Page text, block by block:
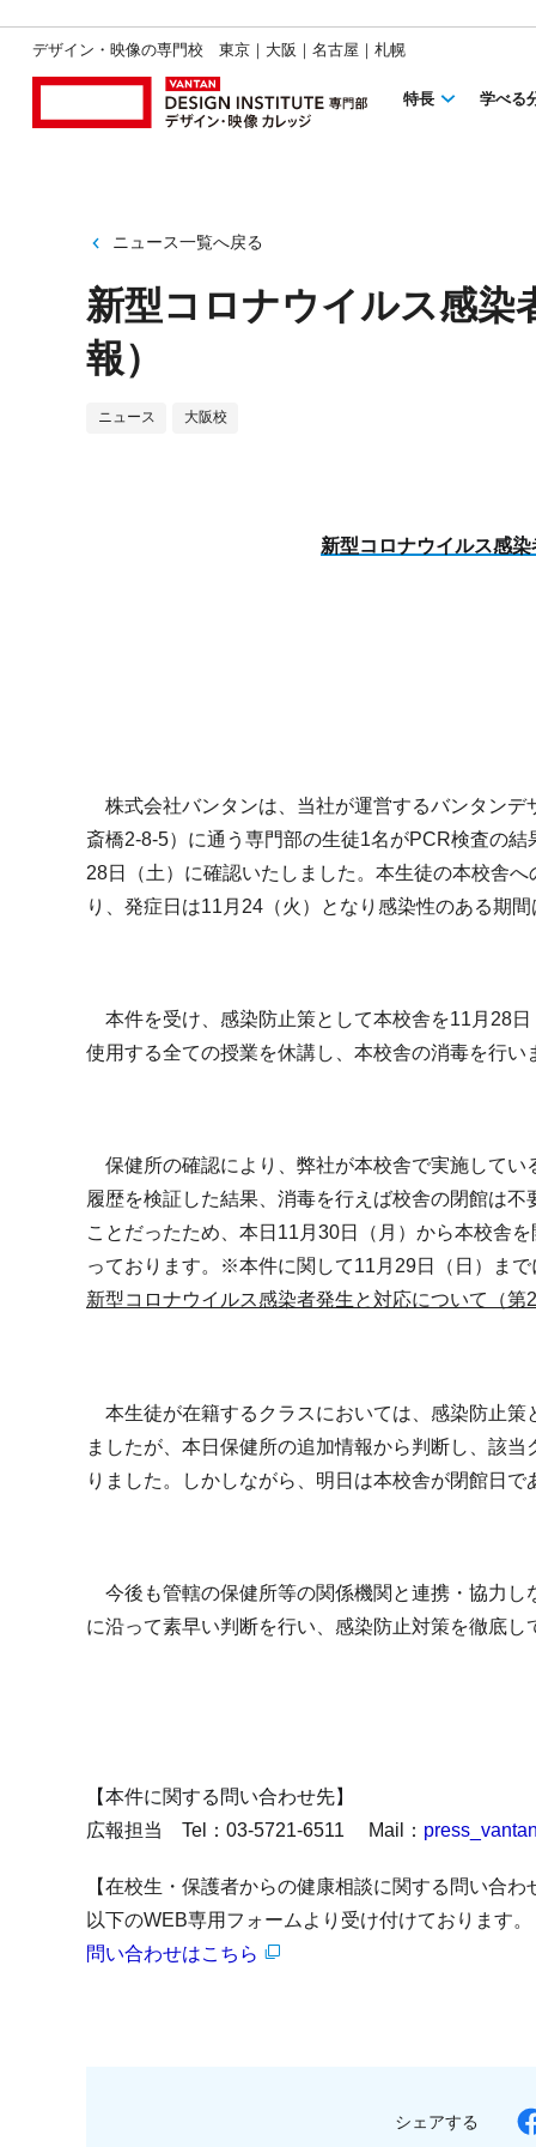
デザイン・映像の専門校 東京｜大阪｜名古屋｜札幌
特長 学べる
ニュース一覧へ戻る
新型コロナウイルス感染
報）
ニュース 大阪校
新型コロナウイルス感
株式会社バンタンは、当社が運営するバンタンデ
斎橋2-8-5）に通う専門部の生徒1名がPCR検査の
28日（土）に確認いたしました。本生徒の本校舎
り、発症日は11月24（火）となり感染性のある期
本件を受け、感染防止策として本校舎を11月28
使用する全ての授業を休講し、本校舎の消毒を行い
保健所の確認により、弊社が本校舎で実施してい
履歴を検証した結果、消毒を行えば校舎の閉館は
ことだったため、本日11月30日（月）から本校舎
っております。※本件に関して11月29日（日）ま
新型コロナウイルス感染者発生と対応について（第
本生徒が在籍するクラスにおいては、感染防止策
ましたが、本日保健所の追加情報から判断し、該
りました。しかしながら、明日は本校舎が閉館日
今後も管轄の保健所等の関係機関と連携・協力し
に沿って素早い判断を行い、感染防止対策を徹底
【本件に関する問い合わせ先】
広報担当 Tel：03-5721-6511 Mail：
【在校生・保護者からの健康相談に関する問い合わ
以下のWEB専用フォームより受け付けております。
問い合わせはこちら
シェアする